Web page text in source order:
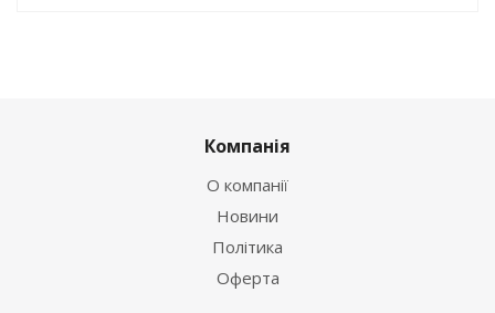
Компанія
О компанії
Новини
Політика
Оферта